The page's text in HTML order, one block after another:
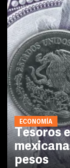
ECONOMÍA
Tesoros
pesos